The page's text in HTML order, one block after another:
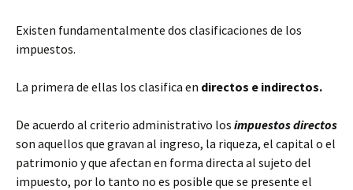
Existen fundamentalmente dos clasificaciones de los
impuestos.
La primera de ellas los clasifica en directos e indirectos.
De acuerdo al criterio administrativo los impuestos directos
son aquellos que gravan al ingreso, la riqueza, el capital o el
patrimonio y que afectan en forma directa al sujeto del
impuesto, por lo tanto no es posible que se presente el